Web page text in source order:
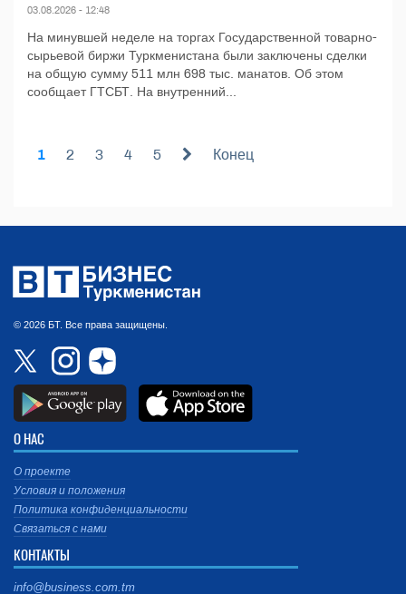
03.08.2026 - 12:48
На минувшей неделе на торгах Государственной товарно-
сырьевой биржи Туркменистана были заключены сделки
на общую сумму 511 млн 698 тыс. манатов. Об этом
сообщает ГТСБТ. На внутренний...
1 2 3 4 5 Конец
© 2026 БТ. Все права защищены.
О НАС
О проекте
Условия и положения
Политика конфиденциальности
Связаться с нами
КОНТАКТЫ
info@business.com.tm